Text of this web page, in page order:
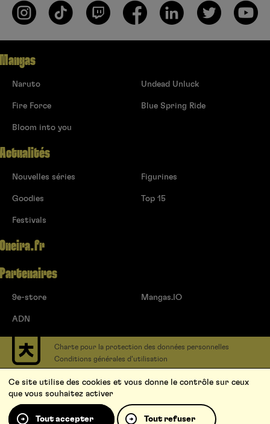
Mangas
Naruto
Fire Force
Bloom into you
Undead Unluck
Blue Spring Ride
Actualités
Nouvelles séries
Goodies
Festivals
Figurines
Top 15
Oneira.fr
Partenaires
9e-store
ADN
Mangas.IO
Charte pour la protection des données personnelles
Conditions générales d’utilisation
Contact
Soumettre un projet
Proposer une série
Qui sommes-nous ?
Ce site utilise des cookies et vous donne le contrôle sur ceux
que vous souhaitez activer
Tout accepter Tout refuser